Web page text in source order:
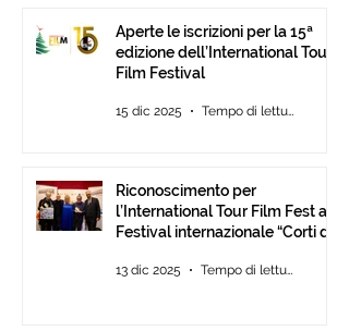
Aperte le iscrizioni per la 15ª
edizione dell’International Tour
Film Festival
15 dic 2025 Tempo di lettura: 2 min
Riconoscimento per
l’International Tour Film Fest al
Festival internazionale “Corti da
13 dic 2025 Tempo di lettura: 2 min